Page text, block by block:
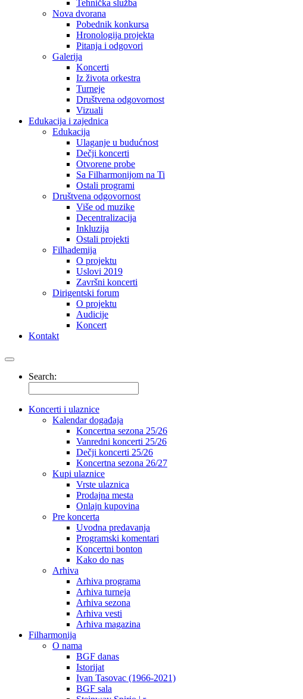
Tehnička služba
Nova dvorana
Pobednik konkursa
Hronologija projekta
Pitanja i odgovori
Galerija
Koncerti
Iz života orkestra
Turneje
Društvena odgovornost
Vizuali
Edukacija i zajednica
Edukacija
Ulaganje u budućnost
Dečji koncerti
Otvorene probe
Sa Filharmonijom na Ti
Ostali programi
Društvena odgovornost
Više od muzike
Decentralizacija
Inkluzija
Ostali projekti
Filhademija
O projektu
Uslovi 2019
Završni koncerti
Dirigentski forum
O projektu
Audicije
Koncert
Kontakt
Search:
Koncerti i ulaznice
Kalendar događaja
Koncertna sezona 25/26
Vanredni koncerti 25/26
Dečji koncerti 25/26
Koncertna sezona 26/27
Kupi ulaznice
Vrste ulaznica
Prodajna mesta
Onlajn kupovina
Pre koncerta
Uvodna predavanja
Programski komentari
Koncertni bonton
Kako do nas
Arhiva
Arhiva programa
Arhiva turneja
Arhiva sezona
Arhiva vesti
Arhiva magazina
Filharmonija
O nama
BGF danas
Istorijat
Ivan Tasovac (1966-2021)
BGF sala